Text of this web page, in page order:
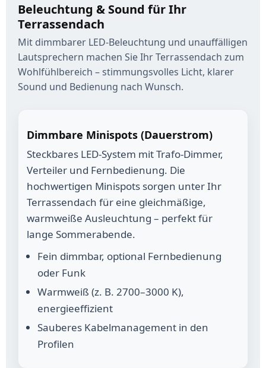
Beleuchtung & Sound für Ihr
Terrassendach
Mit dimmbarer LED-Beleuchtung und unauffälligen
Lautsprechern machen Sie Ihr Terrassendach zum
Wohlfühlbereich – stimmungsvolles Licht, klarer
Sound und Bedienung nach Wunsch.
Dimm­bare Minispots (Dauerstrom)
Steckbares LED-System mit Trafo-Dimmer,
Verteiler und Fernbedienung. Die
hochwertigen Minispots sorgen unter Ihr
Terrassendach für eine gleichmäßige,
warmweiße Ausleuchtung – perfekt für
lange Sommerabende.
Fein dimmbar, optional Fernbedienung
oder Funk
Warmweiß (z. B. 2700–3000 K),
energieeffizient
Sauberes Kabelmanagement in den
Profilen